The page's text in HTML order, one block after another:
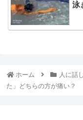
泳
ホーム 人に話
た」どちらの方が痛い？